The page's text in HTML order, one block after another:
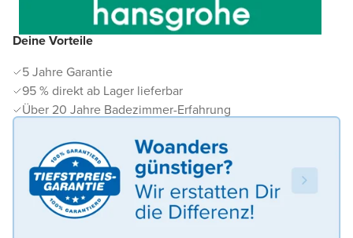
Deine Vorteile
5 Jahre Garantie
95 % direkt ab Lager lieferbar
Über 20 Jahre Badezimmer-Erfahrung